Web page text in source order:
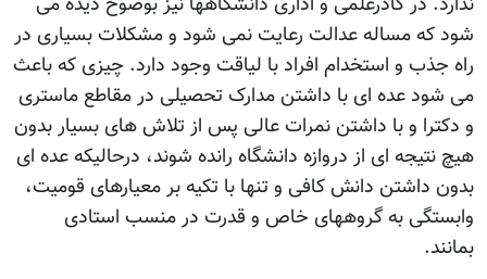
شود که مساله عدالت رعایت نمی شود و مشکلات بسیاری در
راه جذب و استخدام افراد با لیاقت وجود دارد. چیزی که باعث
می شود عده ای با داشتن مدارک تحصیلی در مقاطع ماستری
و دکترا و با داشتن نمرات عالی پس از تلاش های بسیار بدون
هیچ نتیجه ای از دروازه دانشگاه رانده شوند، درحالیکه عده ای
بدون داشتن دانش کافی و تنها با تکیه بر معیارهای قومیت،
وابستگی به گروههای خاص و قدرت در منسب استادی
بمانند.